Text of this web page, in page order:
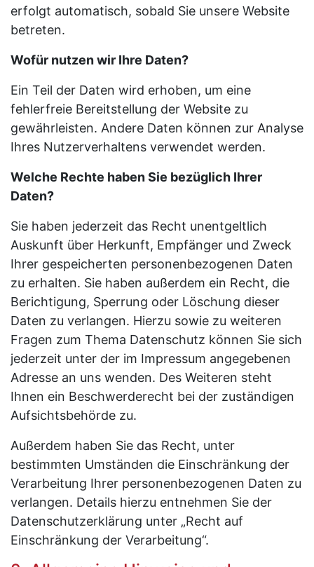
erfolgt automatisch, sobald Sie unsere Website
betreten.
Wofür nutzen wir Ihre Daten?
Ein Teil der Daten wird erhoben, um eine
fehlerfreie Bereitstellung der Website zu
gewährleisten. Andere Daten können zur Analyse
Ihres Nutzerverhaltens verwendet werden.
Welche Rechte haben Sie bezüglich Ihrer
Daten?
Sie haben jederzeit das Recht unentgeltlich
Auskunft über Herkunft, Empfänger und Zweck
Ihrer gespeicherten personenbezogenen Daten
zu erhalten. Sie haben außerdem ein Recht, die
Berichtigung, Sperrung oder Löschung dieser
Daten zu verlangen. Hierzu sowie zu weiteren
Fragen zum Thema Datenschutz können Sie sich
jederzeit unter der im Impressum angegebenen
Adresse an uns wenden. Des Weiteren steht
Ihnen ein Beschwerderecht bei der zuständigen
Aufsichtsbehörde zu.
Außerdem haben Sie das Recht, unter
bestimmten Umständen die Einschränkung der
Verarbeitung Ihrer personenbezogenen Daten zu
verlangen. Details hierzu entnehmen Sie der
Datenschutzerklärung unter „Recht auf
Einschränkung der Verarbeitung“.